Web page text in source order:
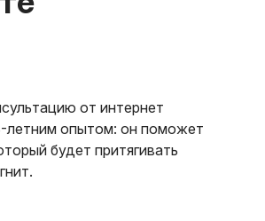
от интернет
летним опытом: он поможет
будет притягивать